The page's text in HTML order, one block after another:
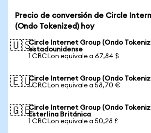
Precio de conversión de Circle
(Ondo Tokenized) hoy
🇺🇸Circle Internet Group (Ondo
estadounidense
1 CRCLon equivale a 67,84 $
🇪🇺Circle Internet Group (Ondo
1 CRCLon equivale a 58,70 €
🇬🇧Circle Internet Group (Ondo
Esterlina Británica
1 CRCLon equivale a 50,28 £